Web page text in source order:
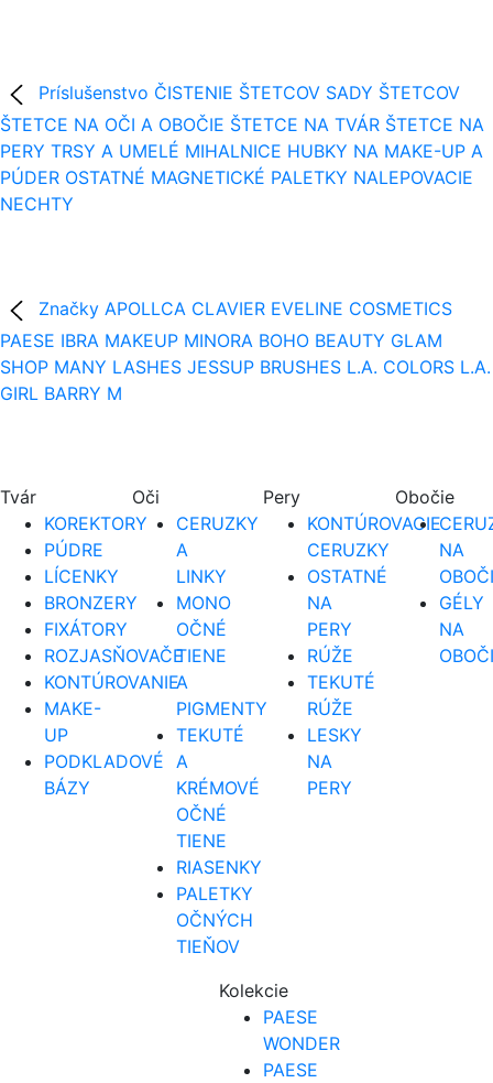
Príslušenstvo ČISTENIE ŠTETCOV SADY ŠTETCOV
ŠTETCE NA OČI A OBOČIE ŠTETCE NA TVÁR ŠTETCE NA
PERY TRSY A UMELÉ MIHALNICE HUBKY NA MAKE-UP A
PÚDER OSTATNÉ MAGNETICKÉ PALETKY NALEPOVACIE
NECHTY
Značky APOLLCA CLAVIER EVELINE COSMETICS
PAESE IBRA MAKEUP MINORA BOHO BEAUTY GLAM
SHOP MANY LASHES JESSUP BRUSHES L.A. COLORS L.A.
GIRL BARRY M
Tvár
KOREKTORY
PÚDRE
LÍCENKY
BRONZERY
FIXÁTORY
ROZJASŇOVAČE
KONTÚROVANIE
MAKE-
UP
PODKLADOVÉ
BÁZY
Oči
CERUZKY
A
LINKY
MONO
OČNÉ
TIENE
A
PIGMENTY
TEKUTÉ
A
KRÉMOVÉ
OČNÉ
TIENE
RIASENKY
PALETKY
OČNÝCH
TIEŇOV
Pery
KONTÚROVACIE
CERUZKY
OSTATNÉ
NA
PERY
RÚŽE
TEKUTÉ
RÚŽE
LESKY
NA
PERY
Obočie
NA
GÉLY
NA
Kolekcie
PAESE
WONDER
PAESE